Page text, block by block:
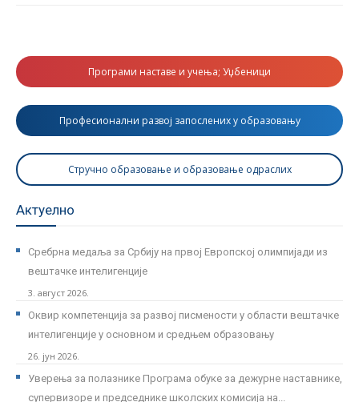
Програми наставе и учења; Уџбеници
Професионални развој запослених у образовању
Стручно образовање и образовање одраслих
Актуелно
Сребрна медаља за Србију на првој Европској олимпијади из
вештачке интелигенције
3. август 2026.
Оквир компетенција за развој писмености у области вештачке
интелигенције у основном и средњем образовању
26. јун 2026.
Уверења за полазнике Програмa обуке за дежурне наставнике,
супервизоре и председнике школских комисија на...